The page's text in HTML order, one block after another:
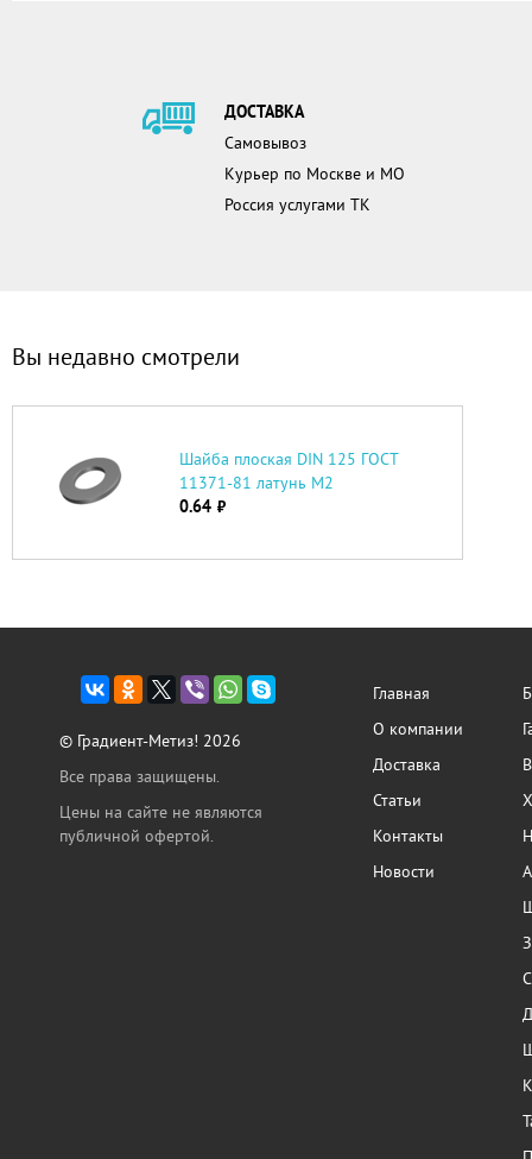
ДОСТАВКА
Самовывоз
Курьер по Москве и МО
Россия услугами ТК
Вы недавно смотрели
Шайба плоская DIN 125 ГОСТ
11371-81 латунь М2
0.64 руб.
© Градиент-Метиз! 2026
Все права защищены.
Цены на сайте не являются
публичной офертой.
Главная
О компании
Доставка
Статьи
Контакты
Новости